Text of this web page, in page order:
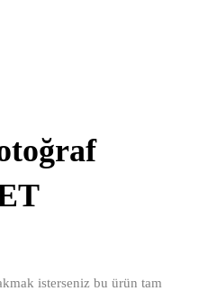
isterseniz bu ürün tam